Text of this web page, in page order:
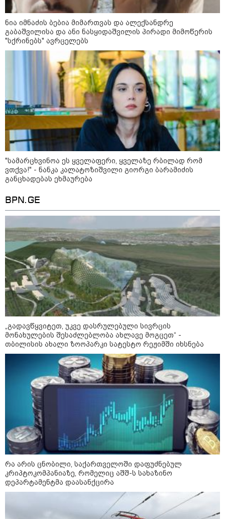
რა არის ცნობილი,
საქართველოში დაფუძნებულ
კრიპტოკომპანიაზე, რომელიც
აშშ-ს სახაზინო დეპარტამენტმა
აზერბაიჯანის რკინიგზა ბაქო-
თბილისი-ბაქოს საერთაშორისო
მარშრუტზე ბილეთების გაყიდვის
პერიოდს ახანგრძლივებს
კონფლიქტები
12:46 / 07-08-2026
ოკუპირებულ აფხაზეთში საწვავის
დეფიციტია, კილომეტრიანი რიგები და
შეზღუდვა საწვავის ჩასხმაზე - რა
ინფორმაციას აქვეყნებს "დემოკრატიის
კვლევის ინსტიტუტი“
14:23 / 05-08-2026
ევროპელმა და რუსმა ყოფილმა
მაღალჩინოსნებმა უკრაინაში
ომთან დაკავშირებით
მოლაპარაკებები გამართეს - რა
არის ცნობილი შეხვედრაზე
09:55 / 05-08-2026
მორიგი თავდასხმა Wildberries-
ნია იმნაძის ბებია მიმართვას და ალექსანდრე
გაბაშვილისა და ანი ნასყიდაშვილის პირადი მიმოწერის
"სქრინებს" ავრცელებს
"სა­მარ­ცხვი­ნოა ეს ყვე­ლა­ფე­რი, ყვე­ლა­ზე რბი­ლად რომ
ვთქვა!" - ნანკა კალატოზიშვილი გიორგი ბარამიძის
განცხადებას ეხმაურება
BPN.GE
„გადავწყვიტეთ, უკვე დასრულებული სივრცის
მონახულების შესაძლებლობა ახლავე მოგცეთ“ -
თბილისის ახალი ზოოპარკი სატესტო რეჟიმში იხსნება
რა არის ცნობილი, საქართველოში დაფუძნებულ
კრიპტოკომპანიაზე, რომელიც აშშ-ს სახაზინო
დეპარტამენტმა დაასანქცირა